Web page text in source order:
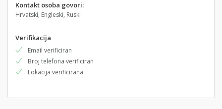
Kontakt osoba govori:
Hrvatski, Engleski, Ruski
Verifikacija
Email verificiran
Broj telefona verificiran
Lokacija verificirana